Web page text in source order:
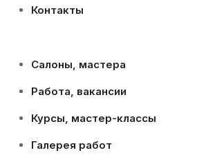
Контакты
Салоны, мастера
Работа, вакансии
Курсы, мастер-классы
Галерея работ